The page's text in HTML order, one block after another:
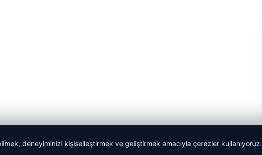
deneyiminizi kişiselleştirmek ve geliştirmek amacıyla çerezler kullanıyoruz.